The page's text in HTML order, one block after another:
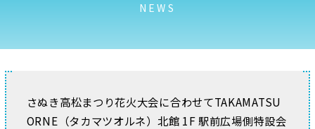
NEWS
さぬき高松まつり花火大会に合わせてTAKAMATSU
ORNE（タカマツオルネ）北館 1F 駅前広場側特設会